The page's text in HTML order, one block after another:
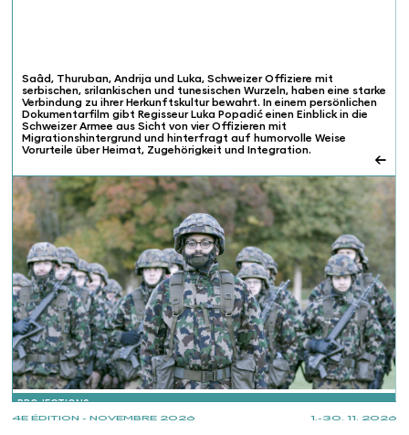
1.-30. 11. 2026
4E ÉDITION - NOVEMBRE 2026
Saâd, Thuruban, Andrija und Luka, Schweizer Offiziere mit
serbischen, srilankischen und tunesischen Wurzeln, haben eine starke
Verbindung zu ihrer Herkunftskultur bewahrt. In einem persönlichen
Dokumentarfilm gibt Regisseur Luka Popadić einen Einblick in die
Schweizer Armee aus Sicht von vier Offizieren mit
Migrationshintergrund und hinterfragt auf humorvolle Weise
Vorurteile über Heimat, Zugehörigkeit und Integration.
←
PROJECTIONS